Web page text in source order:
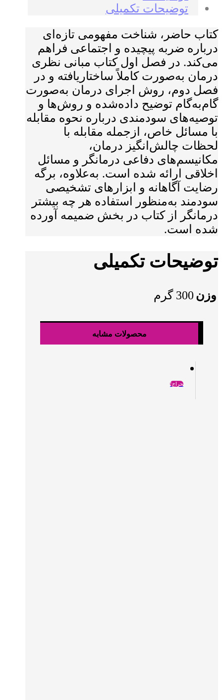
توضیحات تکمیلی
کتاب حاضر، شناخت مفهومی تازه‌ای
درباره ضربه پیچیده و اجتماعی فراهم
می‌کند. در فصل اول کتاب مبانی نظری
درمان به‌صورت کاملاً ساختاریافته و در
فصل دوم، روش اجرای درمان به‌صورت
گام‌به‌گام توضیح داده‌شده و روش‌ها و
توصیه‌های سودمندی درباره نحوه مقابله
با مسائل خاص، ازجمله مقابله با
لحظات چالش‌انگیز درمان،
مکانیسم‌های دفاعی درمانگر و مسائل
اخلاقی ارائه شده است. به‌علاوه، برگه
رضایت آگاهانه و ابزارهای تشخیصی
سودمند به‌منظور استفاده هر چه بیشتر
درمانگر از کتاب در بخش ضمیمه آورده
شده است.
توضیحات تکمیلی
وزن 300 گرم
محصولات مشابه
حراج!